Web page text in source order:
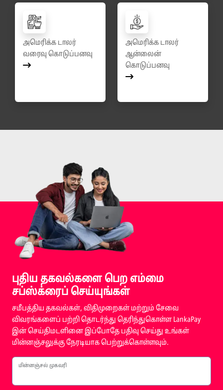
அமெரிக்க டாலர்
வரைவு கொடுப்பனவு
அமெரிக்க டாலர்
ஆன்லைன்
கொடுப்பனவு
புதிய தகவல்களை பெற எம்மை
சப்ஸ்க்ரைப் செய்யுங்கள்
சமீபத்திய தகவல்கள், விதிமுறைகள் மற்றும் சேவை
விவரங்களைப் பற்றி தொடர்ந்து தெரிந்துகொள்ள LankaPay
இன் செய்திமடளினை இப்போதே பதிவு செய்து உங்கள்
மின்னஞ்சலுக்கு நேரடியாக பெற்றுக்கொள்ளவும்.
மின்னஞ்சல் முகவரி